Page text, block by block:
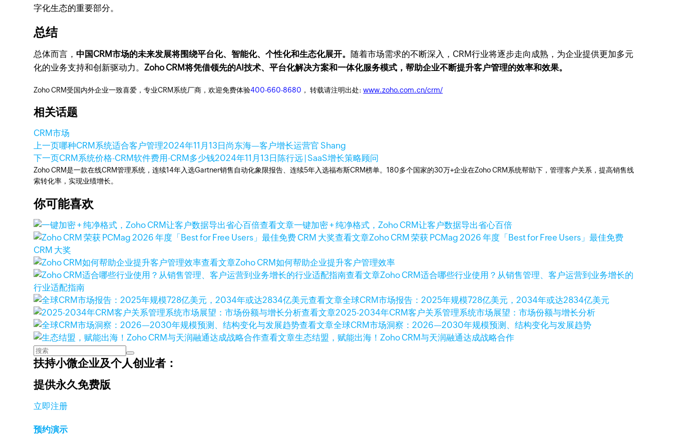
字化生态的重要部分。
总结
总体而言， 中国CRM市场的未来发展将围绕平台化、智能化、个性化和生态化展开。 随着市场需求的不断深入，CRM行业将逐步走向成熟，为企业提供更加多元
化的业务支持和创新驱动力。Zoho CRM将凭借领先的AI技术、平台化解决方案和一体化服务模式，帮助企业不断提升客户管理的效率和效果。
Zoho CRM受国内外企业一致喜爱，专业CRM系统厂商，欢迎免费体验400-660-8680 ， 转载请注明出处:www.zoho.com.cn/crm/
相关话题
CRM市场
上一页哪种CRM系统适合客户管理2024年11月13日 尚东海—客户增长运营官 Shang
下一页CRM系统价格-CRM软件费用-CRM多少钱2024年11月13日 陈行远 | SaaS增长策略顾问
Zoho CRM是一款在线CRM管理系统，连续14年入选Gartner销售自动化象限报告、连续5年入选福布斯CRM榜单。180多个国家的30万+企业在Zoho CRM系统帮助下，管理客户关系，提高销售线
索转化率，实现业绩增长。
你可能喜欢
查看文章一键加密 + 纯净格式，Zoho CRM让客户数据导出省心百倍
查看文章Zoho CRM 荣获 PCMag 2026 年度「Best for Free Users」最佳免费
CRM 大奖
查看文章Zoho CRM如何帮助企业提升客户管理效率
查看文章Zoho CRM适合哪些行业使用？从销售管理、客户运营到业务增长的
行业适配指南
查看文章全球CRM市场报告：2025年规模728亿美元，2034年或达2834亿美元
查看文章2025-2034年CRM客户关系管理系统市场展望：市场份额与增长分析
查看文章全球CRM市场洞察：2026—2030年规模预测、结构变化与发展趋势
查看文章生态结盟，赋能出海！Zoho CRM与天润融通达成战略合作
扶持小微企业及个人创业者：
提供永久免费版
立即注册
预约演示